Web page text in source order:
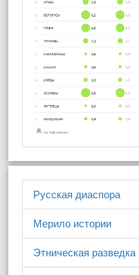
Русская диаспора
Мерило истории
Этническая разведка